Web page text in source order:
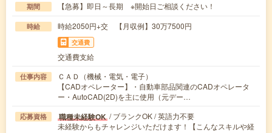
期間 【急募】即日～長期 ※開始日ご相談ください！
時給 時給2050円+交 【月収例】30万7500円
交通費
交通費支給
仕事内容
ＣＡＤ（機械・電気・電子）
【CADオペレーター】・自動車部品関連のCADオペレータ
ー・AutoCAD(2D)を主に使用（元デー…
応募資格 職種未経験OK / ブランクOK / 英語力不要
未経験からもチャレンジいただけます！【こんなスキルや経